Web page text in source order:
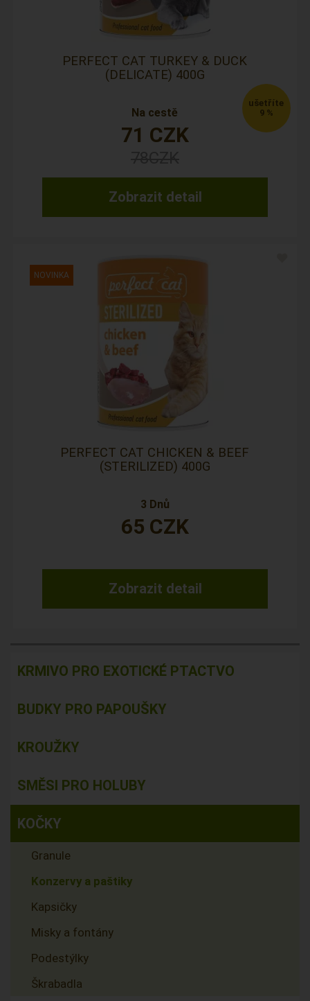
PERFECT CAT TURKEY & DUCK
(DELICATE) 400G
Na cestě
Zobrazit detail
71 CZK
9 %
PERFECT CAT CHICKEN & BEEF
(STERILIZED) 400G
3 Dnů
Zobrazit detail
65 CZK
KRMIVO PRO EXOTICKÉ PTACTVO
BUDKY PRO PAPOUŠKY
KROUŽKY
SMĚSI PRO HOLUBY
KOČKY
Granule
Konzervy a paštiky
Kapsičky
Misky a fontány
Podestýlky
Škrabadla